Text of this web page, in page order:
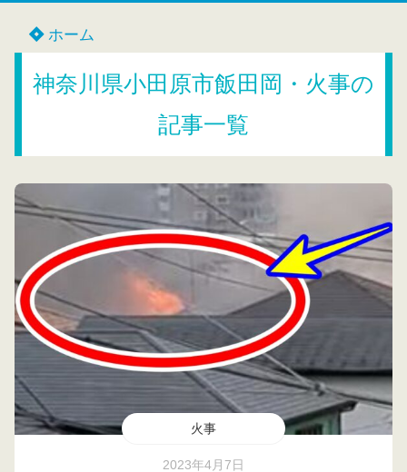
ホーム
神奈川県小田原市飯田岡・火事の
記事一覧
火事
2023年4月7日